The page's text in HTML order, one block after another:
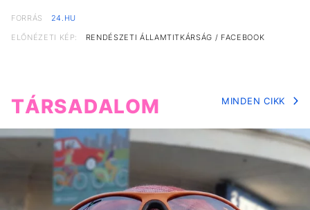
FORRÁS
24.HU
ELŐNÉZETI KÉP:
RENDÉSZETI ÁLLAMTITKÁRSÁG / FACEBOOK
TÁRSADALOM MINDEN CIKK